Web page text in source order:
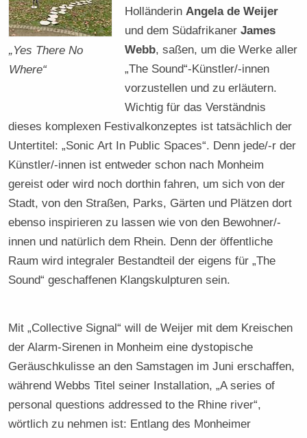
„Yes There No
Where“
Holländerin Angela de Weijer
und dem SüdafrikanerJames
Webb, saßen, um die Werke aller
„The Sound“-Künstler/-innen
vorzustellen und zu erläutern.
Wichtig für das Verständnis
dieses komplexen Festivalkonzeptes ist tatsächlich der
Untertitel: „Sonic Art In Public Spaces“. Denn jede/-r der
Künstler/-innen ist entweder schon nach Monheim
gereist oder wird noch dorthin fahren, um sich von der
Stadt, von den Straßen, Parks, Gärten und Plätzen dort
ebenso inspirieren zu lassen wie von den Bewohner/-
innen und natürlich dem Rhein. Denn der öffentliche
Raum wird integraler Bestandteil der eigens für „The
Sound“ geschaffenen Klangskulpturen sein.
Mit „Collective Signal“ will de Weijer mit dem Kreischen
der Alarm-Sirenen in Monheim eine dystopische
Geräuschkulisse an den Samstagen im Juni erschaffen,
während Webbs Titel seiner Installation, „A series of
personal questions addressed to the Rhine river“,
wörtlich zu nehmen ist: Entlang des Monheimer